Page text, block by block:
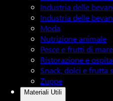
Industria delle
Industria delle
Moda
Nutrizione animale
Pesce e frutti di mare
Ristorazione e
Snack, dolci e frutta
Zuppe
Materiali Utili